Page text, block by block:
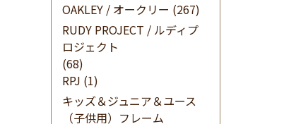
OAKLEY / オークリー (267)
RUDY PROJECT / ルディプ
ロジェクト
(68)
RPJ (1)
キッズ＆ジュニア＆ユース
（子供用）フレーム